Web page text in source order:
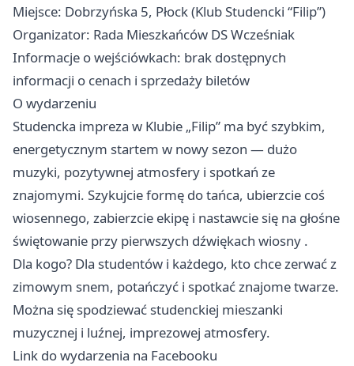
Miejsce: Dobrzyńska 5, Płock (Klub Studencki “Filip”)
Organizator: Rada Mieszkańców DS Wcześniak
Informacje o wejściówkach: brak dostępnych
informacji o cenach i sprzedaży biletów
O wydarzeniu
Studencka impreza w Klubie „Filip” ma być szybkim,
energetycznym startem w nowy sezon — dużo
muzyki, pozytywnej atmosfery i spotkań ze
znajomymi. Szykujcie formę do tańca, ubierzcie coś
wiosennego, zabierzcie ekipę i nastawcie się na głośne
świętowanie przy pierwszych dźwiękach wiosny .
Dla kogo? Dla studentów i każdego, kto chce zerwać z
zimowym snem, potańczyć i spotkać znajome twarze.
Można się spodziewać studenckiej mieszanki
muzycznej i luźnej, imprezowej atmosfery.
Link do wydarzenia na Facebooku